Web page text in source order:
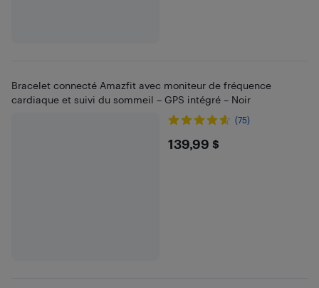
Bracelet connecté Amazfit avec moniteur de fréquence
cardiaque et suivi du sommeil – GPS intégré – Noir
(75)
$139.99
139,99 $